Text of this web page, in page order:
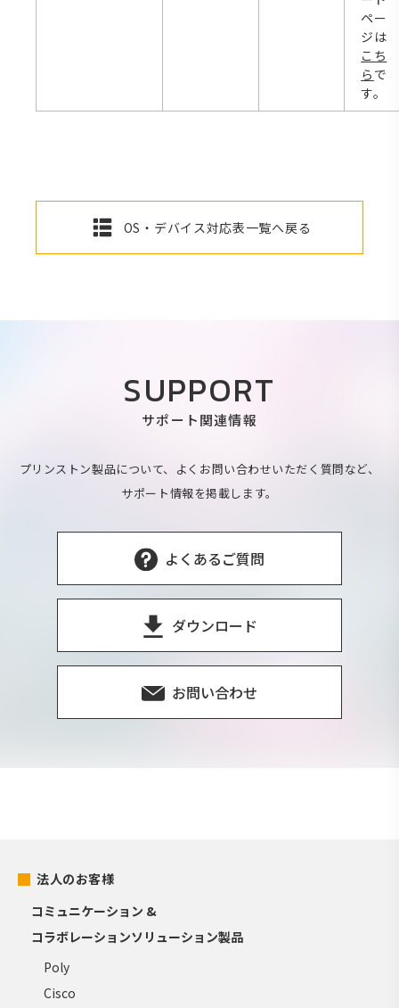
ペー
ジは
こち
ら で
す。
OS・デバイス対応表一覧へ戻る
SUPPORT
サポート関連情報
プリンストン製品について、よくお問い合わせいただく質問など、
サポート情報を掲載します。
よくあるご質問
ダウンロード
お問い合わせ
法人のお客様
コミュニケーション &
コラボレーションソリューション製品
Poly
Cisco